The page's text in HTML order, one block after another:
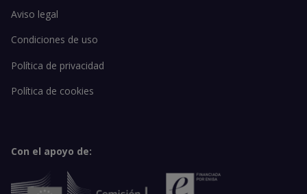
Aviso legal
Condiciones de uso
Política de privacidad
Política de cookies
Con el apoyo de: